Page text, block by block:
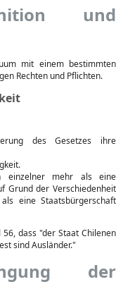
und
mit einem bestimmten
Rechten und Pflichten.
des Gesetzes ihre
einzelner mehr als eine
Grund der Verschiedenheit
eine Staatsbürgerschaft
dass "der Staat Chilenen
sind Ausländer."
der